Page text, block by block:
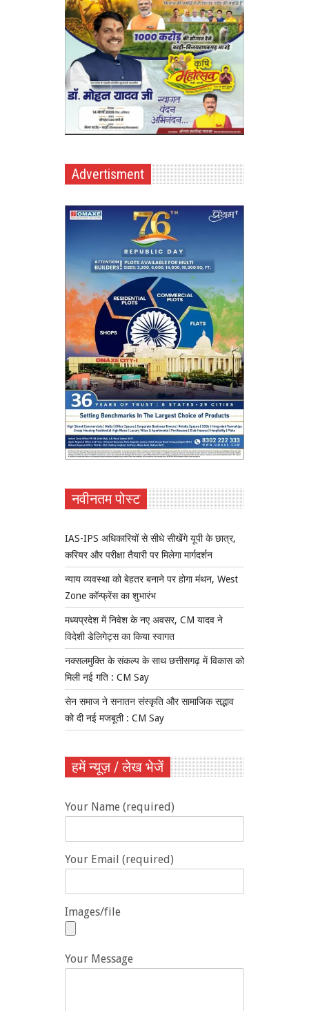
Advertisment
नवीनतम पोस्ट
IAS-IPS अधिकारियों से सीधे सीखेंगे यूपी के छात्र,
करियर और परीक्षा तैयारी पर मिलेगा मार्गदर्शन
न्याय व्यवस्था को बेहतर बनाने पर होगा मंथन, West
Zone कॉन्फ्रेंस का शुभारंभ
मध्यप्रदेश में निवेश के नए अवसर, CM यादव ने
विदेशी डेलिगेट्स का किया स्वागत
नक्सलमुक्ति के संकल्प के साथ छत्तीसगढ़ में विकास को
मिली नई गति : CM Say
सेन समाज ने सनातन संस्कृति और सामाजिक सद्भाव
को दी नई मजबूती : CM Say
हमें न्यूज़ / लेख भेजें
Your Name (required)
Your Email (required)
Images/file
Your Message